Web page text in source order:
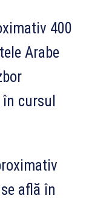
400
Arabe
cursul
află în